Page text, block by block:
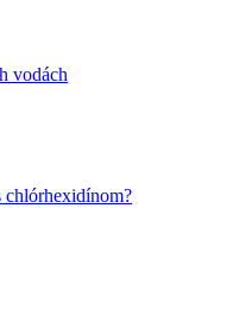
vodách
chlórhexidínom?